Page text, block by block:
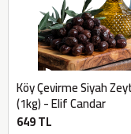
Köy Çevirme Siyah
(1kg) - Elif Candar
649 TL